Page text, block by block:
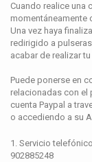
Cuando realice una
momentáneamente
Una vez haya
redirigido a
acabar de realizar
Puede ponerse en
relacionadas con el
cuenta Paypal a
o accediendo a su
1. Servicio
902885248